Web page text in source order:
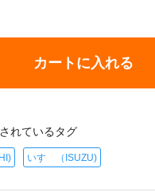
カートに入れる
れているタグ
いすゞ（ISUZU)